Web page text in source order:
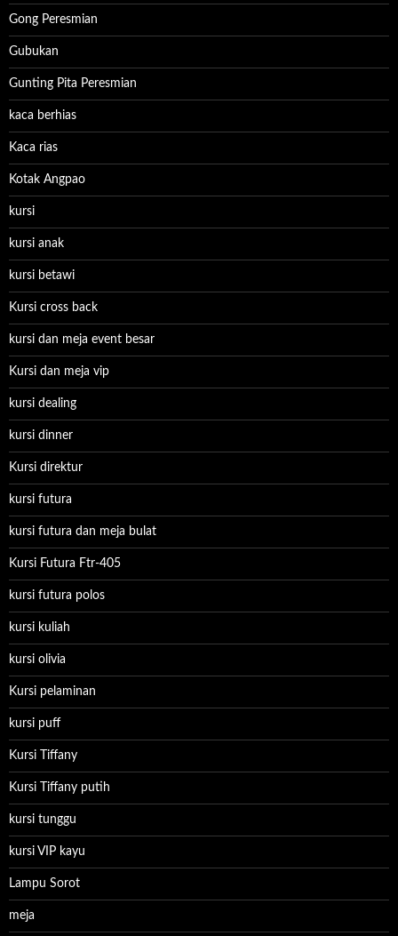
Gong Peresmian
Gubukan
Gunting Pita Peresmian
kaca berhias
Kaca rias
Kotak Angpao
kursi
kursi anak
kursi betawi
Kursi cross back
kursi dan meja event besar
Kursi dan meja vip
kursi dealing
kursi dinner
Kursi direktur
kursi futura
kursi futura dan meja bulat
Kursi Futura Ftr-405
kursi futura polos
kursi kuliah
kursi olivia
Kursi pelaminan
kursi puff
Kursi Tiffany
Kursi Tiffany putih
kursi tunggu
kursi VIP kayu
Lampu Sorot
meja